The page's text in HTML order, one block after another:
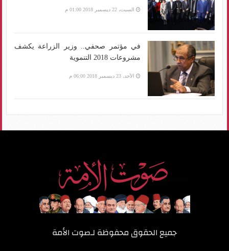
السبت، 22 ديسمبر 2018 01:00 م
في مؤتمر صحفي.. وزير الزراعة يكشف
مشروعات 2018 التنموية
الأحد، 23 ديسمبر 2018 06:00 م
جميع الحقوق محفوظة لـصوت الأمة